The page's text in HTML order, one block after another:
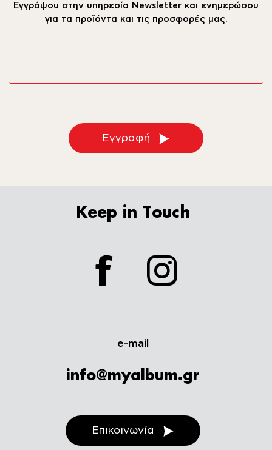
Εγγράψου στην υπηρεσία Newsletter και ενημερώσου
για τα προϊόντα και τις προσφορές μας.
Εγγραφή
Keep in Touch
facebook
e-mail
info@myalbum.gr
Επικοινωνία